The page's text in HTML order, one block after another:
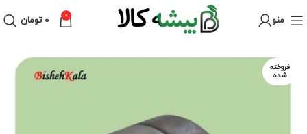
منو 0 ۰ تومان
فروخته
شده